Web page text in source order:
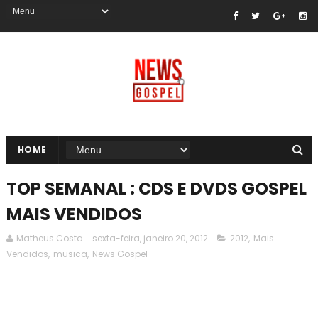
HOME
TOP SEMANAL : CDS E DVDS GOSPEL
MAIS VENDIDOS
Matheus Costa sexta-feira, janeiro 20, 2012 2012, Mais
Vendidos, musica, News Gospel